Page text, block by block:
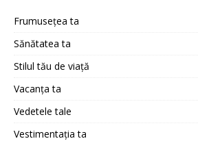
Frumusețea ta
Sănătatea ta
Stilul tău de viață
Vacanța ta
Vedetele tale
Vestimentația ta